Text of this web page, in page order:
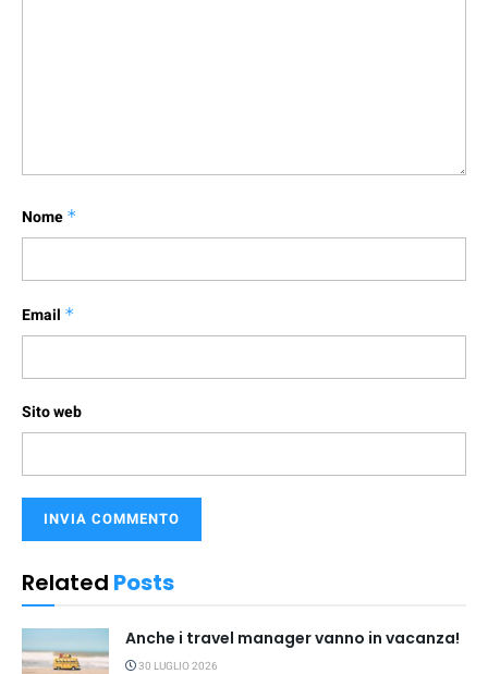
Nome *
Email *
Sito web
Related Posts
Anche i travel manager vanno in vacanza!
30 LUGLIO 2026